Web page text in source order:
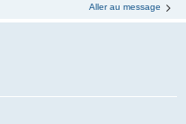
Aller au message